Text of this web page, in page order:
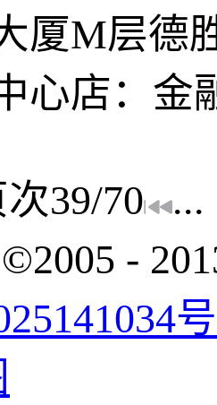
厦M层德
心店：金
次39/70
...
-